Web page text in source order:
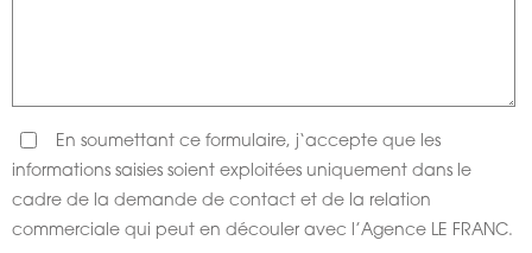
En soumettant ce formulaire, j‘accepte que les
informations saisies soient exploitées uniquement dans le
cadre de la demande de contact et de la relation
commerciale qui peut en découler avec l’Agence LE FRANC.